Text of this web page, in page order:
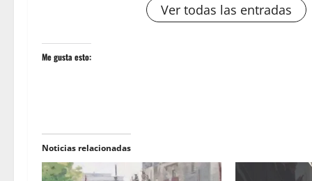
Ver todas las entradas
Me gusta esto:
Noticias relacionadas